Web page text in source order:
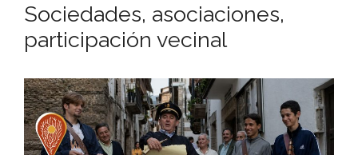
Sociedades, asociaciones,
participación vecinal